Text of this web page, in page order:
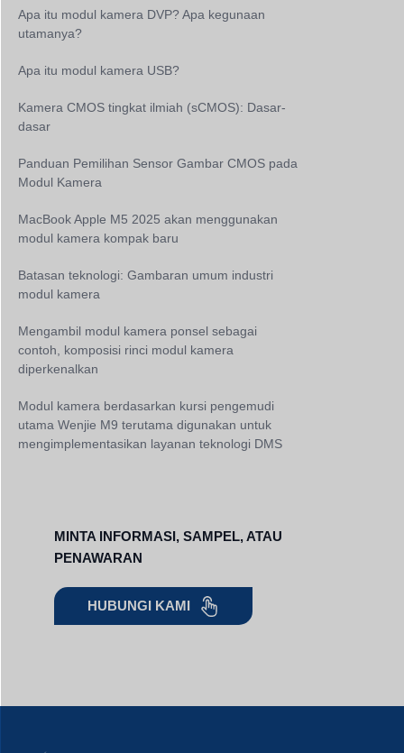
Apa itu modul kamera DVP? Apa kegunaan
utamanya?
Apa itu modul kamera USB?
Kamera CMOS tingkat ilmiah (sCMOS): Dasar-
dasar
Panduan Pemilihan Sensor Gambar CMOS pada
Modul Kamera
MacBook Apple M5 2025 akan menggunakan
modul kamera kompak baru
Batasan teknologi: Gambaran umum industri
modul kamera
Mengambil modul kamera ponsel sebagai
contoh, komposisi rinci modul kamera
diperkenalkan
Modul kamera berdasarkan kursi pengemudi
utama Wenjie M9 terutama digunakan untuk
mengimplementasikan layanan teknologi DMS
MINTA INFORMASI, SAMPEL, ATAU
PENAWARAN
HUBUNGI KAMI